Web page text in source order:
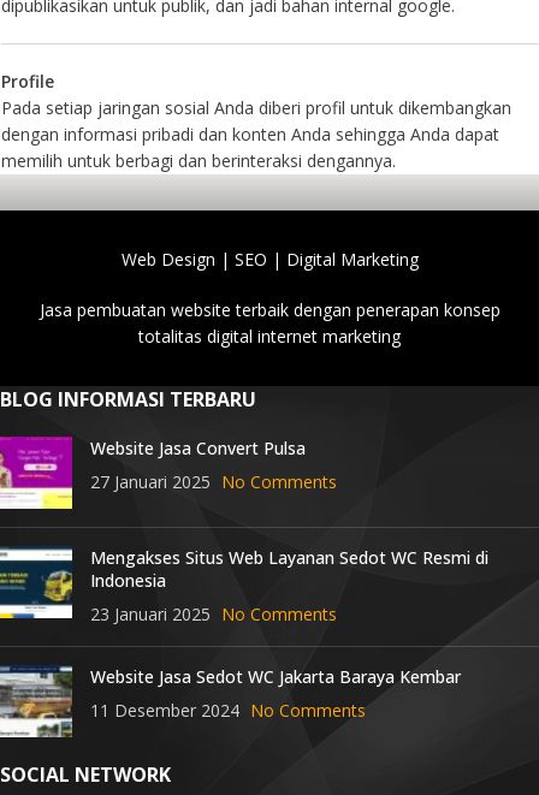
dipublikasikan untuk publik, dan jadi bahan internal google.
Profile
Pada setiap jaringan sosial Anda diberi profil untuk dikembangkan
dengan informasi pribadi dan konten Anda sehingga Anda dapat
memilih untuk berbagi dan berinteraksi dengannya.
Web Design | SEO | Digital Marketing
Jasa pembuatan website terbaik dengan penerapan konsep
totalitas digital internet marketing
BLOG INFORMASI TERBARU
Website Jasa Convert Pulsa
27 Januari 2025 No Comments
Mengakses Situs Web Layanan Sedot WC Resmi di
Indonesia
23 Januari 2025 No Comments
Website Jasa Sedot WC Jakarta Baraya Kembar
11 Desember 2024 No Comments
SOCIAL NETWORK